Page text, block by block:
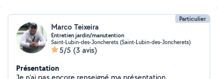
Particulier
Marco Teixeira
Entretien jardin/manutention
Saint-Lubin-des-Joncherets (Saint-Lubin-des-Joncherets)
5/5 (3 avis)
Présentation